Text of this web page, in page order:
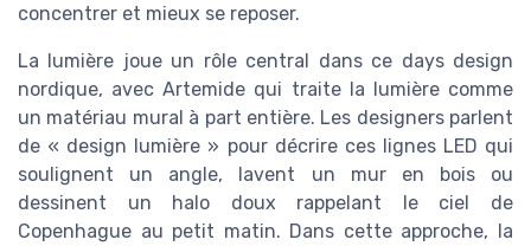
concentrer et mieux se reposer.
La lumière joue un rôle central dans ce days design
nordique, avec Artemide qui traite la lumière comme
un matériau mural à part entière. Les designers parlent
de « design lumière » pour décrire ces lignes LED qui
soulignent un angle, lavent un mur en bois ou
dessinent un halo doux rappelant le ciel de
Copenhague au petit matin. Dans cette approche, la